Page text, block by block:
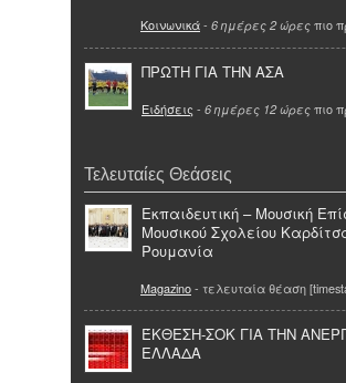
Κοινωνικά- 6 ημέρες 2 ώρες πιο
ΠΡΩΤΗ ΓΙΑ ΤΗΝ ΑΣΑ
Ειδήσεις - 6 ημέρες 12 ώρες πιο
Τελευταίες Θεάσεις
Εκπαιδευτική – Μουσική
Μουσικού Σχολείου
Ρουμανία
Magazino- τελευταία θέαση
ΈΚΘΕΣΗ-ΣΟΚ ΓΙΑ ΤΗΝ
ΕΛΛΑΔΑ